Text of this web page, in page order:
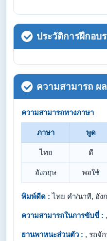
ประวัติการฝึกอบ
ความสามารถ ผ
ความสามารถทางภาษา
ภาษา พูด
ไทย ดี
อังกฤษ พอใช้
พิมพ์ดีด : ไทย คำ/นาที, อัง
ความสามารถในการขับขี่ :
ยานพาหนะส่วนตัว : , รถจั